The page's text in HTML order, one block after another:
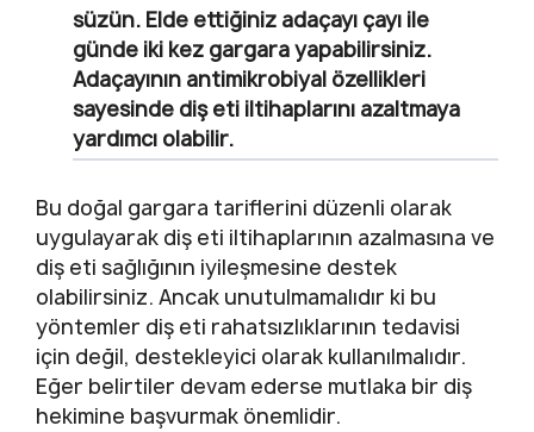
süzün. Elde ettiğiniz adaçayı çayı ile
günde iki kez gargara yapabilirsiniz.
Adaçayının antimikrobiyal özellikleri
sayesinde diş eti iltihaplarını azaltmaya
yardımcı olabilir.
Bu doğal gargara tariflerini düzenli olarak
uygulayarak diş eti iltihaplarının azalmasına ve
diş eti sağlığının iyileşmesine destek
olabilirsiniz. Ancak unutulmamalıdır ki bu
yöntemler diş eti rahatsızlıklarının tedavisi
için değil, destekleyici olarak kullanılmalıdır.
Eğer belirtiler devam ederse mutlaka bir diş
hekimine başvurmak önemlidir.